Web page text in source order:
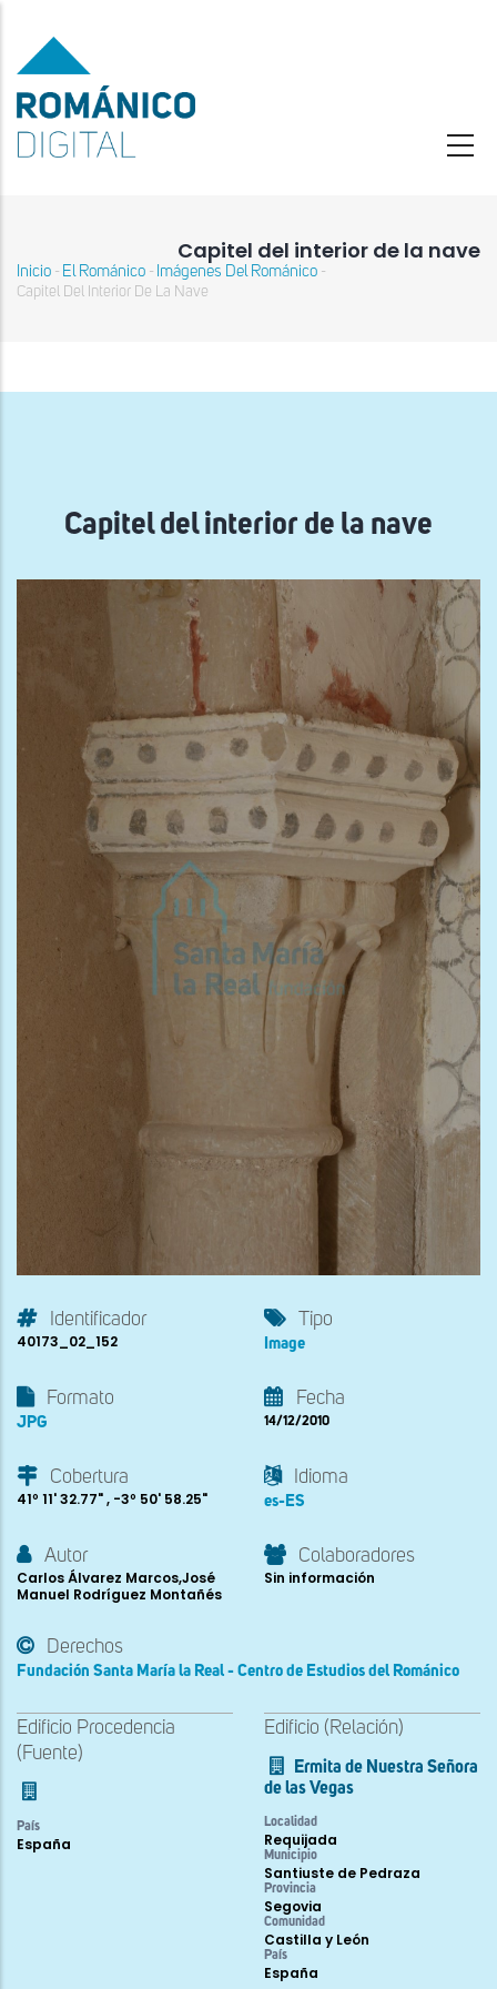
contenido
principal
Capitel del interior de la nave
Sobrescribir
ayuda
Inicio - El Románico - Imágenes Del Románico -
Capitel Del Interior De La Nave
Capitel del interior de la nave
Identificador
40173_02_152
Tipo
Image
Formato
JPG
Fecha
14/12/2010
Cobertura
41º 11' 32.77" , -3º 50' 58.25"
Idioma
es-ES
Autor
Carlos Álvarez Marcos,José
Manuel Rodríguez Montañés
Colaboradores
Sin información
Derechos
Fundación Santa María la Real - Centro de Estudios del Románico
Edificio Procedencia
(Fuente)
País
España
Edificio (Relación)
Ermita de Nuestra Señora
de las Vegas
Localidad
Requijada
Municipio
Santiuste de Pedraza
Provincia
Segovia
Comunidad
Castilla y León
País
España